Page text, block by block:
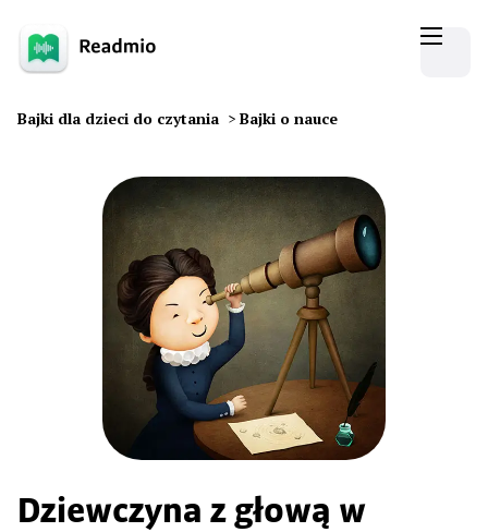
Bajki dla dzieci do czytania > Bajki o nauce
Dziewczyna z głową w